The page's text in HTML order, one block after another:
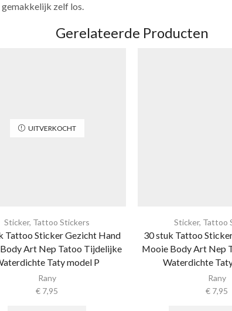
zelf los.
Gerelateerde Producten
UITVERKOCHT
Sticker, Tattoo Stickers
Tattoo Sticker Gezicht Hand
Art Nep Tatoo Tijdelijke
Taty model P
Rany
€ 7,95
Sticker, Tattoo
30 stuk Tattoo
Mooie Body Art Nep
Waterdichte
Rany
€ 7,95